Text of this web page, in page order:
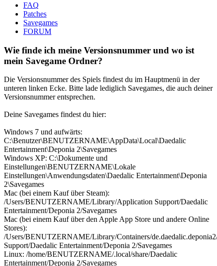
FAQ
Patches
Savegames
FORUM
Wie finde ich meine Versionsnummer und wo ist
mein Savegame Ordner?
Die Versionsnummer des Spiels findest du im Hauptmenü in der
unteren linken Ecke. Bitte lade lediglich Savegames, die auch deiner
Versionsnummer entsprechen.
Deine Savegames findest du hier:
Windows 7 und aufwärts:
C:\Benutzer\BENUTZERNAME\AppData\Local\Daedalic
Entertainment\Deponia 2\Savegames
Windows XP: C:\Dokumente und
Einstellungen\BENUTZERNAME\Lokale
Einstellungen\Anwendungsdaten\Daedalic Entertainment\Deponia
2\Savegames
Mac (bei einem Kauf über Steam):
/Users/BENUTZERNAME/Library/Application Support/Daedalic
Entertainment/Deponia 2/Savegames
Mac (bei einem Kauf über den Apple App Store und andere Online
Stores):
/Users/BENUTZERNAME/Library/Containers/
Support/Daedalic Entertainment/Deponia 2/Savegames
Linux: /home/BENUTZERNAME/.local/share/Daedalic
Entertainment/Deponia 2/Savegames